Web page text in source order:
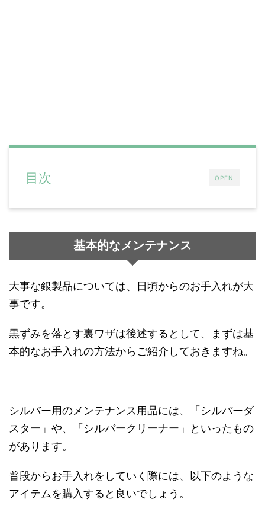
OPEN
目次
基本的なメンテナンス
大事な銀製品については、日頃からのお手入れが大
事です。
黒ずみを落とす裏ワザは後述するとして、まずは基
本的なお手入れの方法からご紹介しておきますね。
シルバー用のメンテナンス用品には、「シルバーダ
スター」や、「シルバークリーナー」といったもの
があります。
普段からお手入れをしていく際には、以下のような
アイテムを購入すると良いでしょう。